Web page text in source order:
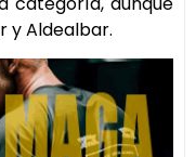
y Aldealbar.